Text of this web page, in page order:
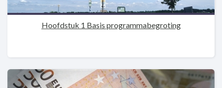
Hoofdstuk 1 Basis programmabegroting